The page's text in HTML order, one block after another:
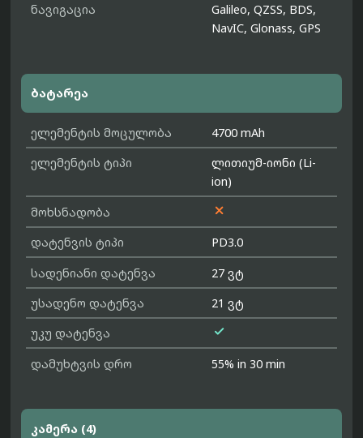
ნავიგაცია
Galileo, QZSS, BDS,
NavIC, Glonass, GPS
ბატარეა
ელემენტის მოცულობა
4700 mAh
ელემენტის ტიპი
ლითიუმ-იონი (Li-
ion)
მოხსნადობა

დატენვის ტიპი
PD3.0
სადენიანი დატენვა
27 ვტ
უსადენო დატენვა
21 ვტ
უკუ დატენვა

დამუხტვის დრო 55% in 30 min
კამერა (4)